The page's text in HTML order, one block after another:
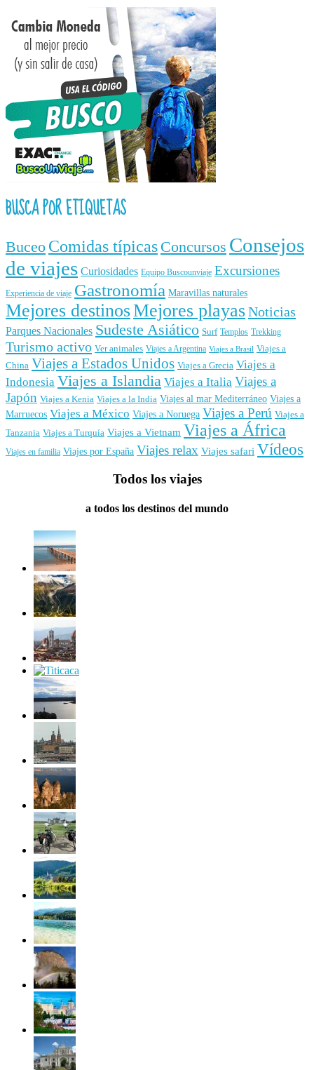
BUSCA POR ETIQUETAS
Buceo Comidas típicas Concursos Consejos
de viajes Curiosidades Equipo Buscounviaje Excursiones
Experiencia de viaje Gastronomía Maravillas naturales
Mejores destinosMejores playasNoticias
Parques Nacionales Sudeste Asiático Surf Templos Trekking
Turismo activo Ver animales Viajes a Argentina Viajes a Brasil Viajes a
China Viajes a Estados Unidos Viajes a Grecia Viajes a
Indonesia Viajes a Islandia Viajes a Italia Viajes a
Japón Viajes a Kenia Viajes a la India Viajes al mar Mediterráneo Viajes a
Marruecos Viajes a México Viajes a Noruega Viajes a Perú Viajes a
Tanzania Viajes a Turquía Viajes a Vietnam Viajes a África
Viajes en familia Viajes por España Viajes relax Viajes safari Vídeos
Todos los viajes
a todos los destinos del mundo